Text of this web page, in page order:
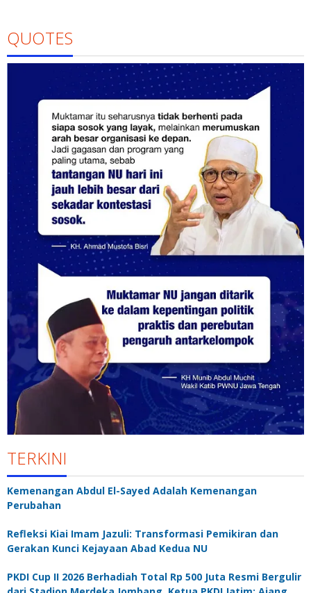
QUOTES
TERKINI
Kemenangan Abdul El-Sayed Adalah Kemenangan
Perubahan
Refleksi Kiai Imam Jazuli: Transformasi Pemikiran dan
Gerakan Kunci Kejayaan Abad Kedua NU
PKDI Cup II 2026 Berhadiah Total Rp 500 Juta Resmi Bergulir